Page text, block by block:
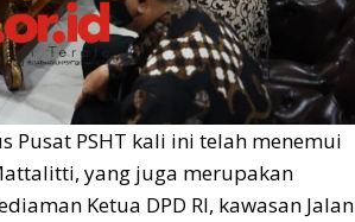
Pusat PSHT kali ini telah menemui
yang juga merupakan
Ketua DPD RI, kawasan Jalan